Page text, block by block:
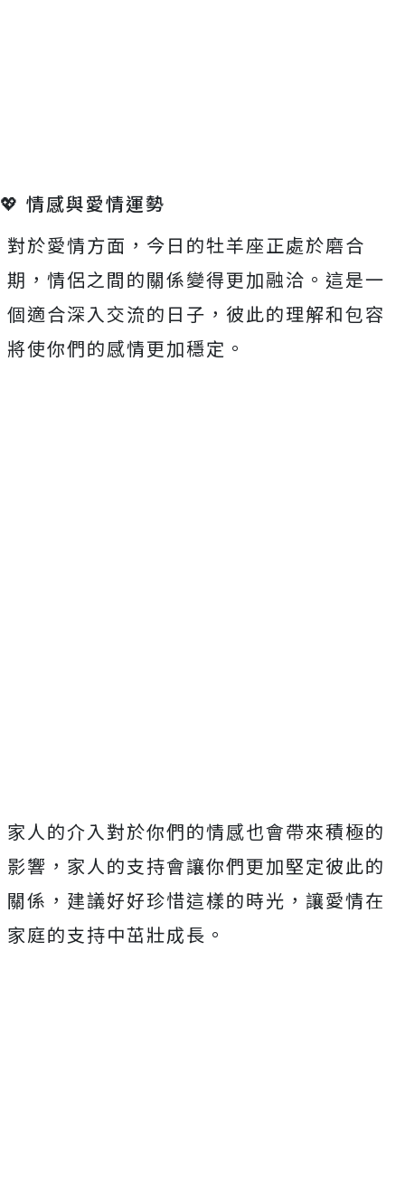
💖 情感與愛情運勢
對於愛情方面，今日的牡羊座正處於磨合
期，情侶之間的關係變得更加融洽。這是一
個適合深入交流的日子，彼此的理解和包容
將使你們的感情更加穩定。
家人的介入對於你們的情感也會帶來積極的
影響，家人的支持會讓你們更加堅定彼此的
關係，建議好好珍惜這樣的時光，讓愛情在
家庭的支持中茁壯成長。